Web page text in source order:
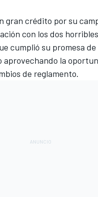
gran crédito por su
con los dos
cumplió su promesa de
aprovechando la
de reglamento.